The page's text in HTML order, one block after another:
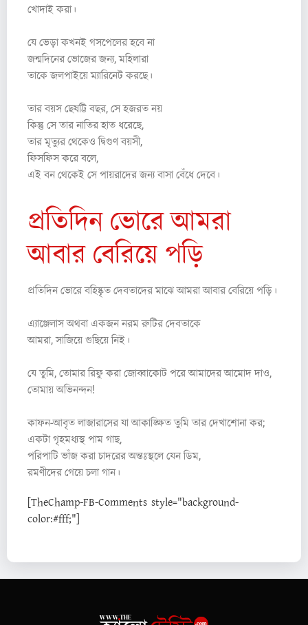
খোদাই করা।
যে ভেড়া কখনই গসপেলের হবে না
জন্মদিনের ভোজের জন্য, মহিলারা
তাকে জলপাইয়ে ম্যারিনেট করছে।
তার বয়স ছেষট্টি বছর, সে হজরত নয়
কিন্তু সে তার নাতির হাত ধরেছে,
তার মৃত্যুর থেকেও দ্বিগুণ বয়সী,
ফিসফিস করে বলে,
এই বন থেকেই সে পায়রাদের জন্য বাসা বেঁধে দেবে।
প্রতিদিন ভোরে আমরা
আবার বেরিয়ে পড়ি
প্রতিদিন ভোরে বহিষ্কৃত দেবতাদের মাঝে আমরা আবার বেরিয়ে পড়ি।
এ্যাঞ্জেলাস অথবা একজন নরম রুটির দেবতাকে
আমরা, সাজিয়ে গুছিয়ে নিই।
যে তুমি, তোমার রিফু করা জোব্বাকোট পরে আমাদের আমোদ দাও,
তোমায় অভিনন্দন!
কাফন-আবৃত লাজারাসের যা আকাঙ্ক্ষিত তুমি তার দেখাশোনা কর;
একটা গৃহমধ্যস্থ পাম গাছ,
পরিপাটি ভাঁজ করা চাদরের অন্তঃস্থলে যেন ডিম,
রমণীদের গেয়ে চলা গান।
[TheChamp-FB-Comments style="background-
color:#fff;"]